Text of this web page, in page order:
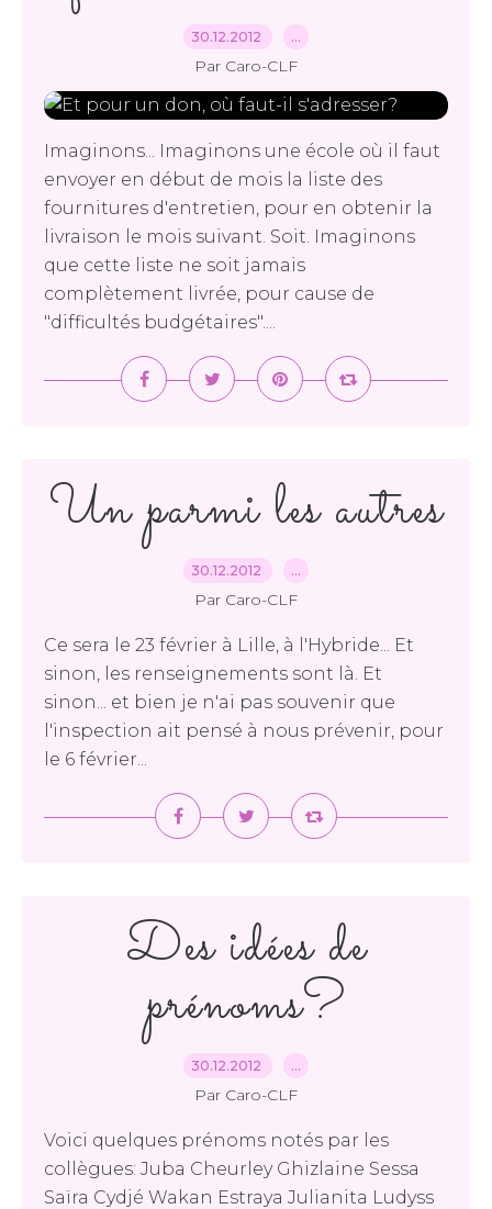
30.12.2012 …
Par Caro-CLF
Imaginons... Imaginons une école où il faut
envoyer en début de mois la liste des
fournitures d'entretien, pour en obtenir la
livraison le mois suivant. Soit. Imaginons
que cette liste ne soit jamais
complètement livrée, pour cause de
"difficultés budgétaires"....
Un parmi les autres
30.12.2012 …
Par Caro-CLF
Ce sera le 23 février à Lille, à l'Hybride... Et
sinon, les renseignements sont là. Et
sinon... et bien je n'ai pas souvenir que
l'inspection ait pensé à nous prévenir, pour
le 6 février...
Des idées de
prénoms?
30.12.2012 …
Par Caro-CLF
Voici quelques prénoms notés par les
collègues: Juba Cheurley Ghizlaine Sessa
Saïra Cydjé Wakan Estraya Julianita Ludyss